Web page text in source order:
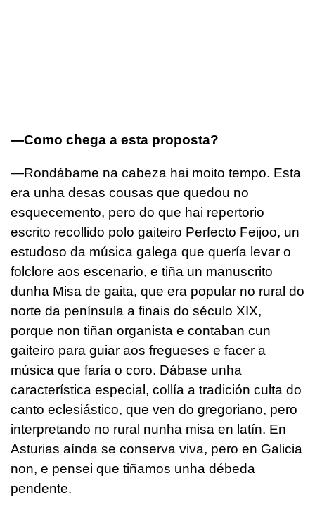
—Como chega a esta proposta?
—Rondábame na cabeza hai moito tempo. Esta
era unha desas cousas que quedou no
esquecemento, pero do que hai repertorio
escrito recollido polo gaiteiro Perfecto Feijoo, un
estudoso da música galega que quería levar o
folclore aos escenario, e tiña un manuscrito
dunha Misa de gaita, que era popular no rural do
norte da península a finais do século XIX,
porque non tiñan organista e contaban cun
gaiteiro para guiar aos fregueses e facer a
música que faría o coro. Dábase unha
característica especial, collía a tradición culta do
canto eclesiástico, que ven do gregoriano, pero
interpretando no rural nunha misa en latín. En
Asturias aínda se conserva viva, pero en Galicia
non, e pensei que tiñamos unha débeda
pendente.